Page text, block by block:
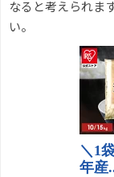
なると考えられま
い。